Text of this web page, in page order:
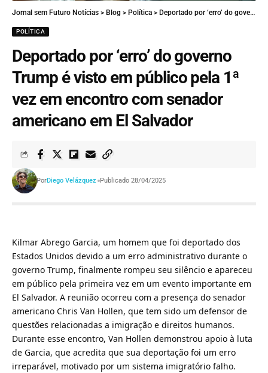
Jornal sem Futuro Notícias > Blog > Política > Deportado por ‘erro’ do governo Trump é visto em público pela 1ª vez em encontro com senador americano em El Salvador
POLÍTICA
Deportado por ‘erro’ do governo
Trump é visto em público pela 1ª
vez em encontro com senador
americano em El Salvador
PorDiego Velázquez Publicado 28/04/2025
Kilmar Abrego Garcia, um homem que foi deportado dos
Estados Unidos devido a um erro administrativo durante o
governo Trump, finalmente rompeu seu silêncio e apareceu
em público pela primeira vez em um evento importante em
El Salvador. A reunião ocorreu com a presença do senador
americano Chris Van Hollen, que tem sido um defensor de
questões relacionadas a imigração e direitos humanos.
Durante esse encontro, Van Hollen demonstrou apoio à luta
de Garcia, que acredita que sua deportação foi um erro
irreparável, motivado por um sistema imigratório falho.